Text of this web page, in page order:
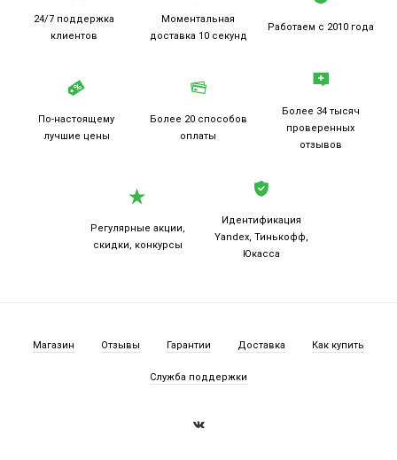
24/7 поддержка
клиентов
Моментальная
доставка 10 секунд
Работаем с 2010 года
По-настоящему
лучшие цены
Более 20 способов
оплаты
Более 34 тысяч
проверенных
отзывов
Регулярные акции,
скидки, конкурсы
Идентификация
Yandex, Тинькофф,
Юкасса
Магазин Отзывы Гарантии Доставка Как купить
Служба поддержки